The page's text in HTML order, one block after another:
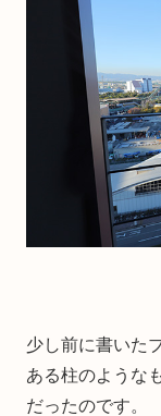
少し前に書いた
ある柱のような
だったのです。